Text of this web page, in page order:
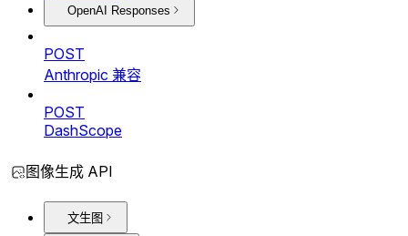
OpenAI Responses
POST
Anthropic 兼容
POST
DashScope
图像生成 API
文生图